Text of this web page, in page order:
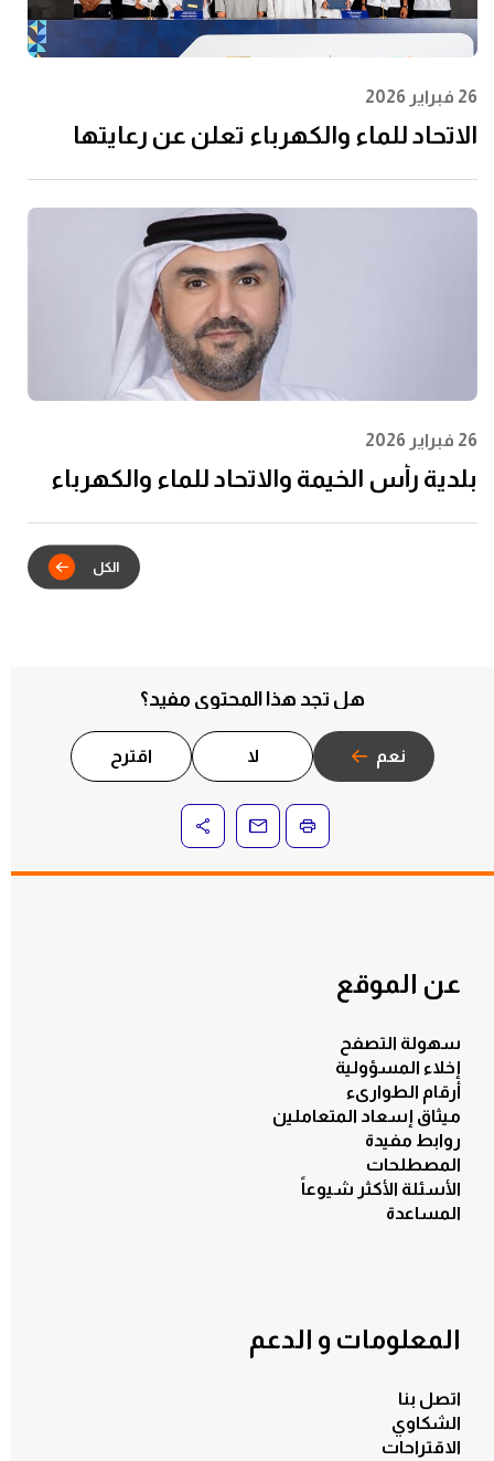
26 فبراير 2026
الاتحاد للماء والكهرباء تعلن عن رعايتها
26 فبراير 2026
بلدية رأس الخيمة والاتحاد للماء والكهرباء
هل تجد هذا المحتوى مفيد؟
نعم لا اقترح
عن الموقع
سهولة التصفح
إخلاء المسؤولية
أرقام الطوارىء
ميثاق إسعاد المتعاملين
روابط مفيدة
المصطلحات
الأسئلة الأكثر شيوعاً
المساعدة
المعلومات و الدعم
اتصل بنا
الشكاوي
الاقتراحات